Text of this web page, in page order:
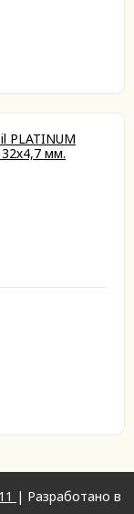
PLATINUM
мм.
| Разработано в